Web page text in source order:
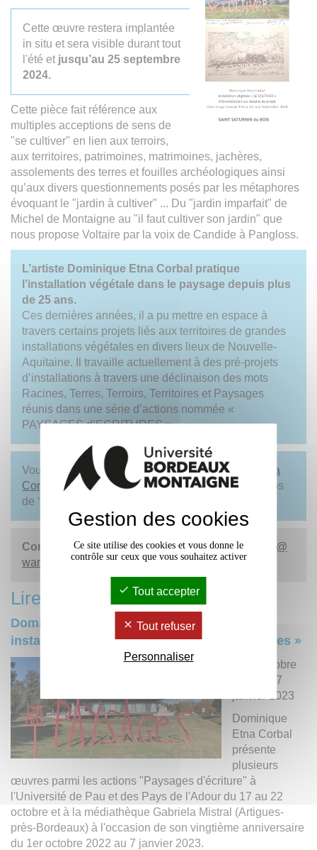
Cette œuvre restera implantée
in situ et sera visible durant tout
l'été et jusqu’au 25 septembre
2024.
Cette pièce fait référence aux
multiples acceptions de sens de
"se cultiver" en lien aux terroirs,
aux territoires, patrimoines, matrimoines, jachères,
assolements des terres et fouilles archéologiques ainsi
qu’aux divers questionnements posés par les métaphores
évoquant le "jardin à cultiver" ... Du "jardin imparfait" de
Michel de Montaigne au "il faut cultiver son jardin" que
nous propose Voltaire par la voix de Candide à Pangloss.
L’artiste Dominique Etna Corbal pratique
l’installation végétale dans le paysage depuis plus
de 25 ans.
Ces dernières années, il a pu mettre en espace à
travers certains projets liés aux territoires de grandes
installations végétales en divers lieux de Nouvelle-
Aquitaine. Il travaille actuellement à des pré-projets
d’installations à travers une déclinaison des mots
Racines, Terres, Terroirs, Territoires et Paysages
réunis dans une série d’actions nommée «
PAYSAGES d’ECRITURES ».
Vous pouvez écouter
l'interview de Dominique Etna
Corbal
sur Radio Hélène le 14 juin 2024 à propos
de ‘’SE CULTIVER’’.
Contact : Dominique Etna Corbal - a.te.lier.etna @
wanadoo.frou06.26.19.11.79.
Lire aussi :
Dominique Etna Corbal, ses nouvelles
installations : « Paysages, passages, partages »
Du 1 octobre
2022 au 7
janvier 2023
Dominique
Etna Corbal
présente
plusieurs
œuvres parmi les actions "Paysages d'écriture" à
l'Université de Pau et des Pays de l'Adour du 17 au 22
octobre et à la médiathèque Gabriela Mistral (Artigues-
près-Bordeaux) à l'occasion de son vingtième anniversaire
du 1er octobre 2022 au 7 janvier 2023.
Gestion des cookies
Ce site utilise des cookies et vous donne le
contrôle sur ceux que vous souhaitez activer
Tout accepter
Tout refuser
Personnaliser